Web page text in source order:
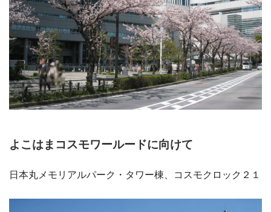
よこはまコスモワールードに向けて
日本丸メモリアルパーク・タワー棟、コスモクロック２１